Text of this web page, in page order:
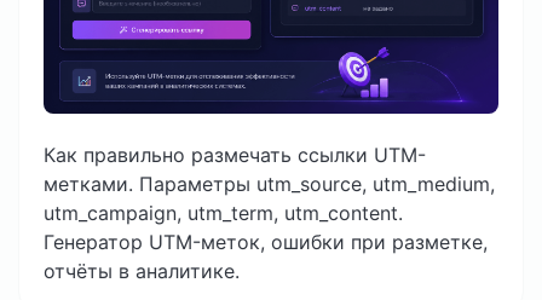
Как правильно размечать ссылки UTM-
метками. Параметры utm_source, utm_medium,
utm_campaign, utm_term, utm_content.
Генератор UTM-меток, ошибки при разметке,
отчёты в аналитике.